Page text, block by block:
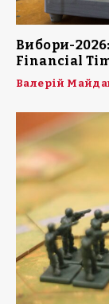
Вибори-
Financial
Валерій